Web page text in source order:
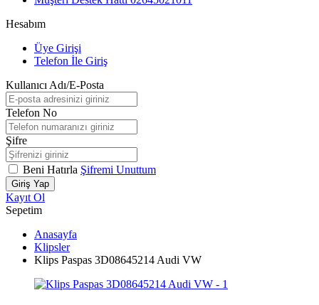
Hesabım
Üye Girişi
Telefon İle Giriş
Kullanıcı Adı/E-Posta
Telefon No
Şifre
Beni Hatırla Şifremi Unuttum
Giriş Yap
Kayıt Ol
Sepetim
Anasayfa
Klipsler
Klips Paspas 3D08645214 Audi VW